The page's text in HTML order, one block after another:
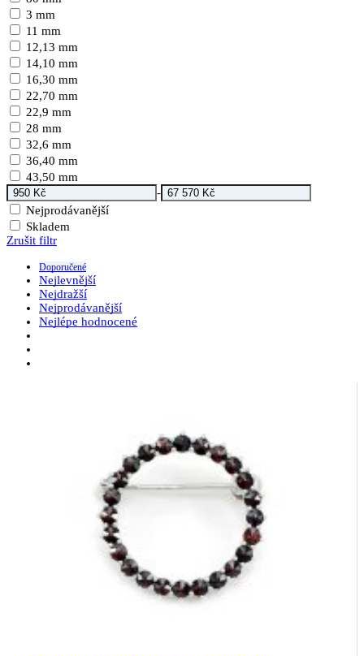
3 mm
11 mm
12,13 mm
14,10 mm
16,30 mm
22,70 mm
22,9 mm
28 mm
32,6 mm
36,40 mm
43,50 mm
-
Nejprodávanější
Skladem
Zrušit filtr
Doporučené
Nejlevnější
Nejdražší
Nejprodávanější
Nejlépe hodnocené